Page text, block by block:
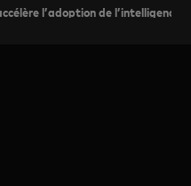
l’adoption de l’intelligence